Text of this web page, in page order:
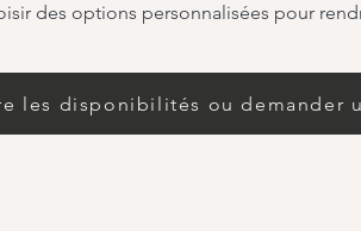
des options personnalisées pour
les disponibilités ou demander